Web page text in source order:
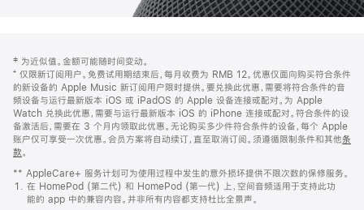
页
页
脚
注
‡ 为近似值。金额可能随时间变动。
⁺ 仅限新订阅用户。免费试用期结束后，每月收费为 RMB 12。优惠仅面向购买符合条件
的新设备的 Apple Music 新订阅用户限时提供。要兑换此优惠，需要将符合条件的音
频设备与运行最新版本 iOS 或 iPadOS 的 Apple 设备连接或配对。为 Apple
Watch 兑换此优惠，需要与运行最新版本 iOS 的 iPhone 连接或配对。符合条件的设
备激活后，需要在 3 个月内领取此优惠。无论购买多少件符合条件的设备，每个 Apple
账户仅可享受一次优惠。会员方案将自动续订，直至取消订阅。须遵循限制条件和其他条
款。
窗
口
中
** AppleCare+ 服务计划可为使用过程中发生的意外损坏提供不限次数的保修服务。
在 HomePod (第二代) 和 HomePod (第一代) 上，空间音频适用于支持此功
能的 app 中的兼容内容。并非所有内容都支持杜比全景声。